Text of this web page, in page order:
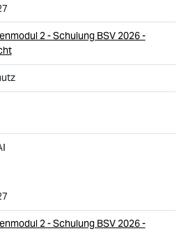
2 - Schulung BSV 2026 -
2 - Schulung BSV 2026 -